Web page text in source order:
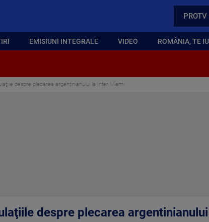
EMISIUNI INTEGRALE VIDEO ROMÂNIA, TE
despre plecarea argentinianului la Inter Miami
despre plecarea